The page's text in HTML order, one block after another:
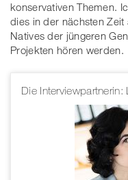
konservativen Themen.
dies in der nächsten
Natives der jüngeren
Projekten hören werden.
Die Interviewpartnerin: